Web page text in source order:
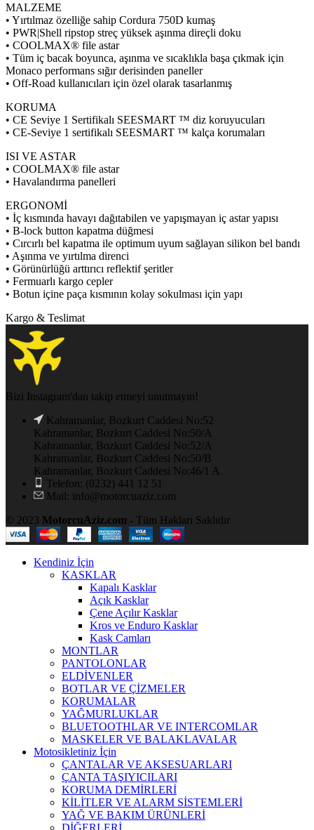
MALZEME
• Yırtılmaz özelliğe sahip Cordura 750D kumaş
• PWR|Shell ripstop streç yüksek aşınma direçli doku
• COOLMAX® file astar
• Tüm iç bacak boyunca, aşınma ve sıcaklıkla başa çıkmak için
Monaco performans sığır derisinden paneller
• Off-Road kullanıcıları için özel olarak tasarlanmış
KORUMA
• CE Seviye 1 Sertifikalı SEESMART ™ diz koruyucuları
• CE-Seviye 1 sertifikalı SEESMART ™ kalça korumaları
ISI VE ASTAR
• COOLMAX® file astar
• Havalandırma panelleri
ERGONOMİ
• İç kısmında havayı dağıtabilen ve yapışmayan iç astar yapısı
• B-lock button kapatma düğmesi
• Cırcırlı bel kapatma ile optimum uyum sağlayan silikon bel bandı
• Aşınma ve yırtılma direnci
• Görünürlüğü arttırıcı reflektif şeritler
• Fermuarlı kargo cepler
• Botun içine paça kısmının kolay sokulması için yapı
Kargo & Teslimat
Bizi Instagram'dan takip etmeyi unutmayın!
Kahramanlar, Bozkurt Caddesi No:52
Kahramanlar, Bozkurt Caddesi No:50/A
Kahramanlar, Bozkurt Caddesi No:52/A
Kahramanlar, Bozkurt Caddesi No:50/B
Kahramanlar, Bozkurt Caddesi No:46/1 A
Telefon: (0232) 441 12 51
Mail: info@motorcuaziz.com
© 2023 MotorcuAziz.com - Tüm Hakları Saklıdır
Kendiniz İçin
KASKLAR
Kapalı Kasklar
Açık Kasklar
Çene Açılır Kasklar
Kros ve Enduro Kasklar
Kask Camları
MONTLAR
PANTOLONLAR
ELDİVENLER
BOTLAR VE ÇİZMELER
KORUMALAR
YAĞMURLUKLAR
BLUETOOTHLAR VE INTERCOMLAR
MASKELER VE BALAKLAVALAR
Motosikletiniz İçin
ÇANTALAR VE AKSESUARLARI
ÇANTA TAŞIYICILARI
KORUMA DEMİRLERİ
KİLİTLER VE ALARM SİSTEMLERİ
YAĞ VE BAKIM ÜRÜNLERİ
DİĞERLERİ